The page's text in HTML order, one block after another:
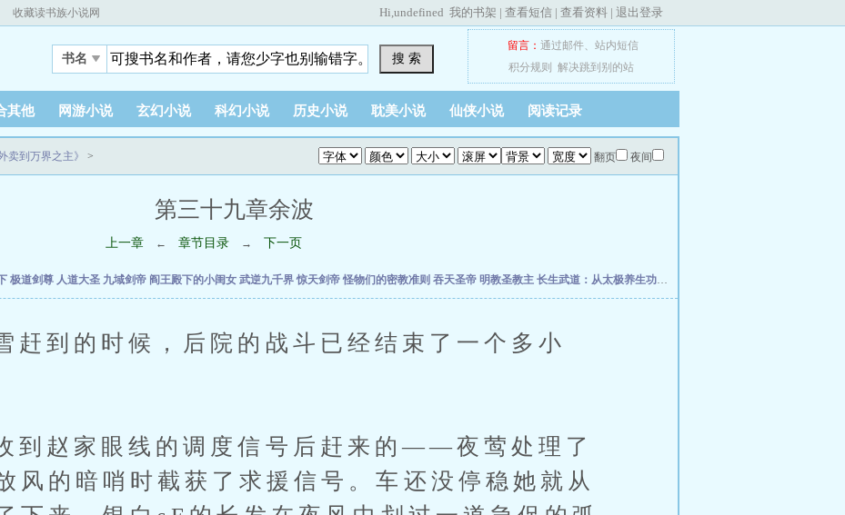
收藏读书族小说网 Hi,undefined 我的书架 | 查看短信 | 查看资料 | 退出登录
书名 搜 索
留言： 通过邮件、 站内短信
积分规则
解决跳到别的站
其他 网游小说 玄幻小说 科幻小说 历史小说 耽美小说 仙侠小说 阅读记录
翻页 夜间
卖到万界之主》 >
第三十九章余波
上一章 ← 章节目录 → 下一页
极道剑尊 人道大圣 九域剑帝 阎王殿下的小闺女 武逆九千界惊天剑帝怪物们的密教准则 吞天圣帝 明教圣教主 长生武道：从太极养生功开始
的时候，后院的战斗已经结束了一个多小
家眼线的调度信号后赶来的——夜莺处理了
风的暗哨时截获了求援信号。车还没停稳她就从